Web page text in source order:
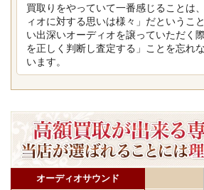
買取りをやっていて一番感じることは
ィオに対する思いは様々」だというこ
い出深いオーディオを譲っていただく
を正しく判断し査定する」ことを忘れ
います。
オーディオサウンド